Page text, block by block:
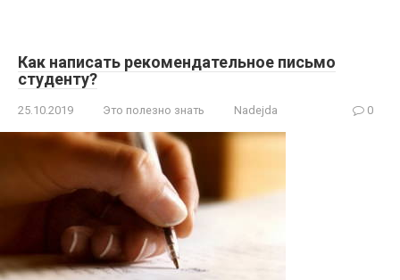
Как написать рекомендательное письмо
студенту?
25.10.2019 Это полезно знать Nadejda 0